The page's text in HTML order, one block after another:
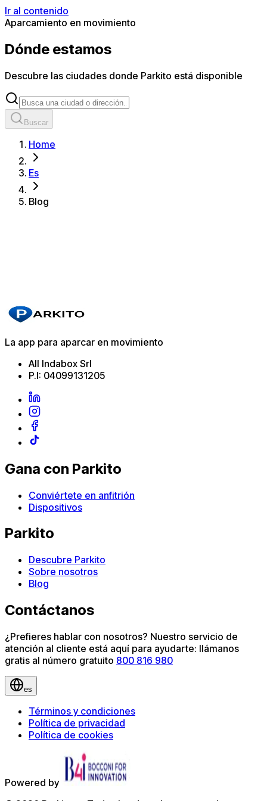
Ir al contenido
Aparcamiento en movimiento
Dónde estamos
Descubre las ciudades donde Parkito está disponible
Buscar
Home
Es
Blog
La app para aparcar en movimiento
All Indabox Srl
P.I: 04099131205
Gana con Parkito
Conviértete en anfitrión
Dispositivos
Parkito
Descubre Parkito
Sobre nosotros
Blog
Contáctanos
¿Prefieres hablar con nosotros? Nuestro servicio de
atención al cliente está aquí para ayudarte: llámanos
gratis al número gratuito 800 816 980
es
Términos y condiciones
Política de privacidad
Política de cookies
Powered by